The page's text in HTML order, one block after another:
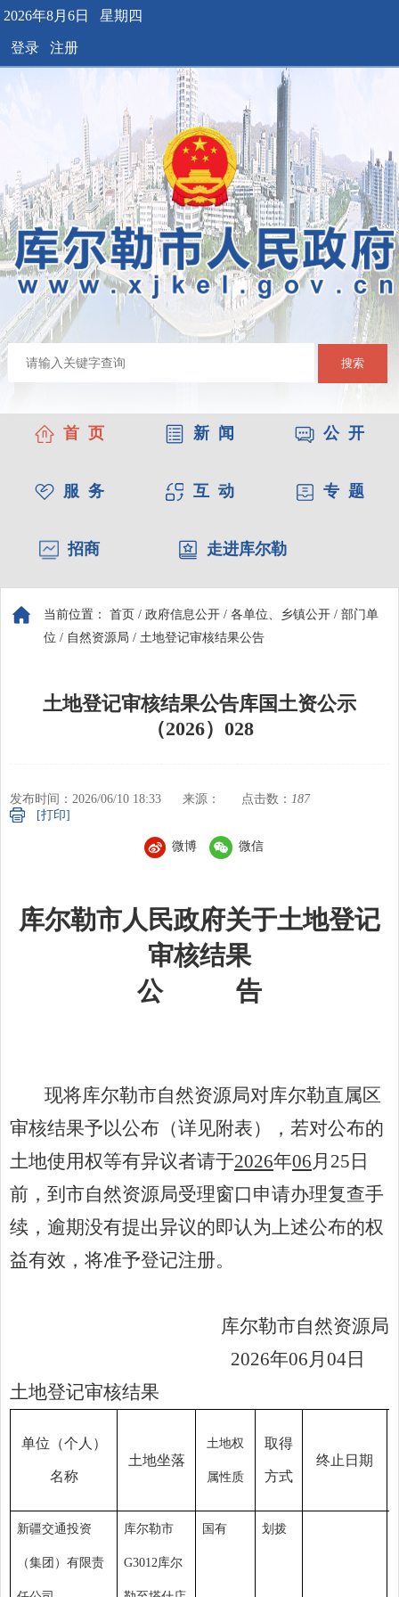
2026年8月6日 星期四
登录 注册
搜索
首 页 新 闻 公 开
服 务 互 动 专 题
招商 走进库尔勒
当前位置： 首页 / 政府信息公开 / 各单位、乡镇公开 / 部门单
位 / 自然资源局 / 土地登记审核结果公告
土地登记审核结果公告库国土资公示
（2026）028
发布时间：2026/06/10 18:33 来源： 点击数： 187
[打印]
微博 微信
库尔勒市人民政府关于土地登记
审核结果
公
告
现将库尔勒市自然资源局对库尔勒直属区
审核结果予以公布（详见附表），若对公布的
土地使用权等有异议者请于2026年06 月 25 日
前，到市自然资源局受理窗口申请办理复查手
续，逾期没有提出异议的即认为上述公布的权
益有效，将准予登记注册。
库尔勒市自然资源局
2026年06 月04日
土地登记审核结果
单位（个人）
名称
土地坐落
土地权
属性质
取得
方式
终止日期
新疆交通投资
（集团）有限责
库尔勒市
G3012库尔
国有 划拨